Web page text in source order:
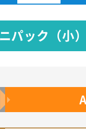
パック（小）